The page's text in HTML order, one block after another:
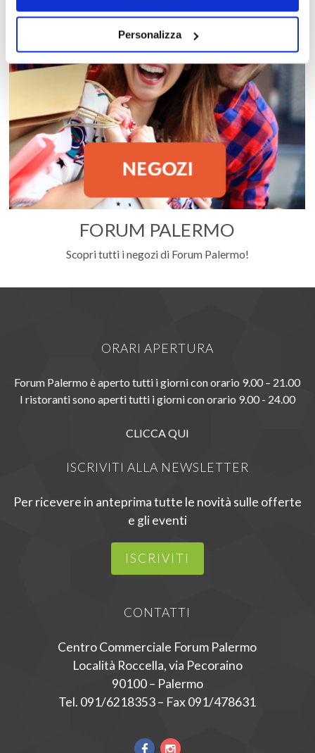
Personalizza
FORUM PALERMO
Scopri tutti i negozi di Forum Palermo!
ORARI APERTURA
Forum Palermo è aperto tutti i giorni con orario 9.00 – 21.00
I ristoranti sono aperti tutti i giorni con orario 9.00 - 24.00
CLICCA QUI
ISCRIVITI ALLA NEWSLETTER
Per ricevere in anteprima tutte le novità sulle offerte
e gli eventi
ISCRIVITI
CONTATTI
Centro Commerciale Forum Palermo
Località Roccella, via Pecoraino
90100 – Palermo
Tel. 091/6218353 – Fax 091/478631